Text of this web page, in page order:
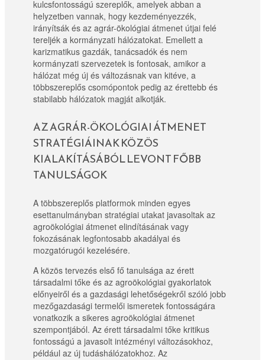
kulcsfontosságú szereplők, amelyek abban a
helyzetben vannak, hogy kezdeményezzék,
irányítsák és az agrár-ökológiai átmenet útjai felé
tereljék a kormányzati hálózatokat. Emellett a
karizmatikus gazdák, tanácsadók és nem
kormányzati szervezetek is fontosak, amikor a
hálózat még új és változásnak van kitéve, a
többszereplős csomópontok pedig az érettebb és
stabilabb hálózatok magját alkotják.
AZ AGRÁR-ÖKOLÓGIAI ÁTMENET
STRATÉGIÁINAK KÖZÖS
KIALAKÍTÁSÁBÓL LEVONT FŐBB
TANULSÁGOK
A többszereplős platformok minden egyes
esettanulmányban stratégiai utakat javasoltak az
agroökológiai átmenet elindításának vagy
fokozásának legfontosabb akadályai és
mozgatórugói kezelésére.
A közös tervezés első fő tanulsága az érett
társadalmi tőke és az agroökológiai gyakorlatok
előnyeiről és a gazdasági lehetőségekről szóló jobb
mezőgazdasági termelői ismeretek fontosságára
vonatkozik a sikeres agroökológiai átmenet
szempontjából. Az érett társadalmi tőke kritikus
fontosságú a javasolt intézményi változásokhoz,
például az új tudáshálózatokhoz. Az